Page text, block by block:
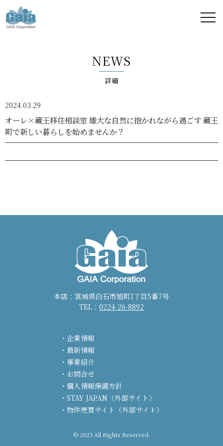
ア -
GAIA
Corporation
-
NEWS
詳細
2024.03.29
オーレ×蔵王移住相談室 雄大な自然に抱かれながら過ごす 蔵王
町で新しい暮らしを始めませんか？
本店：宮城県白石市旭町1丁目5番7号
TEL： 0224-26-8892
企業情報
最新情報
事業紹介
お問合せ
個人情報保護方針
STAY JAPAN（外部サイト）
物件売買サイト（外部サイト）
© 2023 All Rights Reserved.